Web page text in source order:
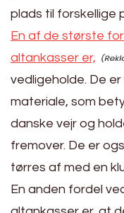
plads til forskellige
En af de største
altankasser er,
vedligeholde. De
materiale, som
danske vejr og
fremover. De er
tørres af med en
En anden fordel